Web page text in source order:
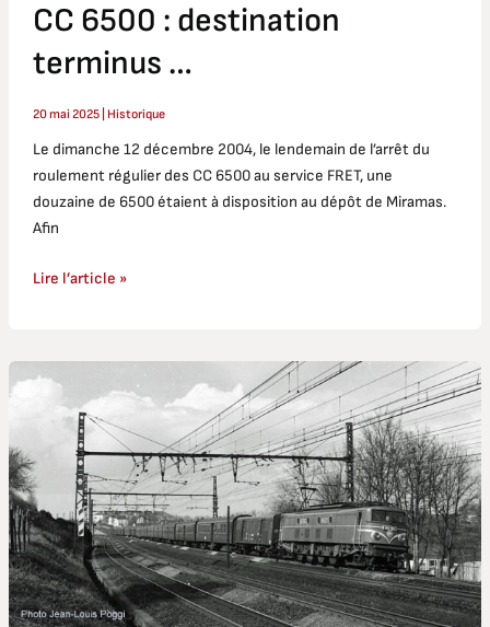
CC 6500 : destination
terminus …
20 mai 2025 Historique
Le dimanche 12 décembre 2004, le lendemain de l’arrêt du
roulement régulier des CC 6500 au service FRET, une
douzaine de 6500 étaient à disposition au dépôt de Miramas.
Afin
Lire l’article »
Tour
d’horizon
Traction
1
500
V
sur
le